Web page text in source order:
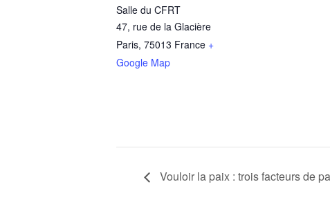
Salle du CFRT
47, rue de la Glacière
Paris, 75013 France +
Google Map
Vouloir la paix : trois facteurs de